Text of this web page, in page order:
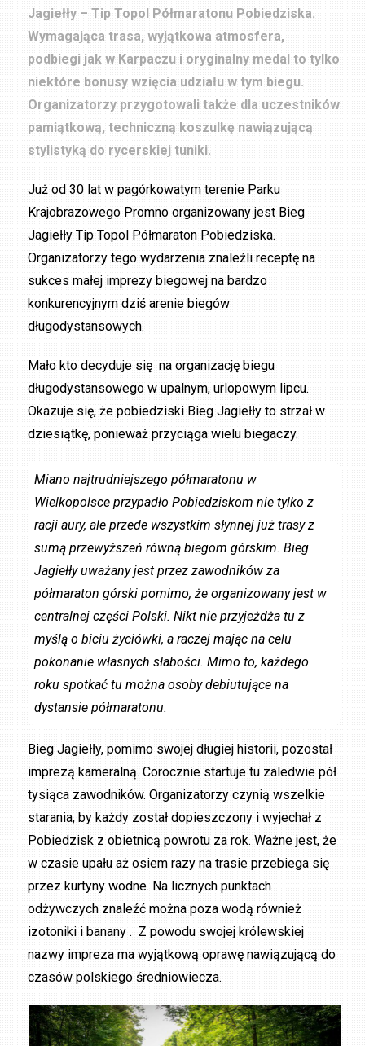
Jagiełły – Tip Topol Półmaratonu Pobiedziska.
Wymagająca trasa, wyjątkowa atmosfera,
podbiegi jak w Karpaczu i oryginalny medal to tylko
niektóre bonusy wzięcia udziału w tym biegu.
Organizatorzy przygotowali także dla uczestników
pamiątkową, techniczną koszulkę nawiązującą
stylistyką do rycerskiej tuniki.
Już od 30 lat w pagórkowatym terenie Parku
Krajobrazowego Promno organizowany jest Bieg
Jagiełły Tip Topol Półmaraton Pobiedziska.
Organizatorzy tego wydarzenia znaleźli receptę na
sukces małej imprezy biegowej na bardzo
konkurencyjnym dziś arenie biegów
długodystansowych.
Mało kto decyduje się na organizację biegu
długodystansowego w upalnym, urlopowym lipcu.
Okazuje się, że pobiedziski Bieg Jagiełły to strzał w
dziesiątkę, ponieważ przyciąga wielu biegaczy.
Miano najtrudniejszego półmaratonu w
Wielkopolsce przypadło Pobiedziskom nie tylko z
racji aury, ale przede wszystkim słynnej już trasy z
sumą przewyższeń równą biegom górskim. Bieg
Jagiełły uważany jest przez zawodników za
półmaraton górski pomimo, że organizowany jest w
centralnej części Polski. Nikt nie przyjeżdża tu z
myślą o biciu życiówki, a raczej mając na celu
pokonanie własnych słabości. Mimo to, każdego
roku spotkać tu można osoby debiutujące na
dystansie półmaratonu.
Bieg Jagiełły, pomimo swojej długiej historii, pozostał
imprezą kameralną. Corocznie startuje tu zaledwie pół
tysiąca zawodników. Organizatorzy czynią wszelkie
starania, by każdy został dopieszczony i wyjechał z
Pobiedzisk z obietnicą powrotu za rok. Ważne jest, że
w czasie upału aż osiem razy na trasie przebiega się
przez kurtyny wodne. Na licznych punktach
odżywczych znaleźć można poza wodą również
izotoniki i banany . Z powodu swojej królewskiej
nazwy impreza ma wyjątkową oprawę nawiązującą do
czasów polskiego średniowiecza.